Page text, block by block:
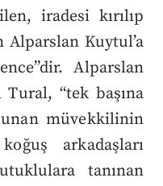
iradesi kırılıp
Alparslan Kuytul’a
Alparslan
Tural, “tek başına
müvekkilinin
arkadaşları
tanınan